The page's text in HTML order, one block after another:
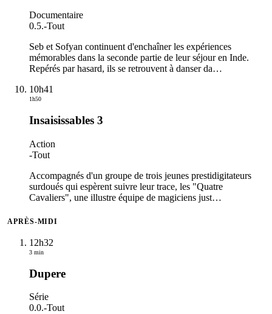
Documentaire
0.5.-Tout
Seb et Sofyan continuent d'enchaîner les expériences
mémorables dans la seconde partie de leur séjour en Inde.
Repérés par hasard, ils se retrouvent à danser da…
10h41
1h50
Insaisissables 3
Action
-Tout
Accompagnés d'un groupe de trois jeunes prestidigitateurs
surdoués qui espèrent suivre leur trace, les "Quatre
Cavaliers", une illustre équipe de magiciens just…
APRÈS-MIDI
12h32
3 min
Dupere
Série
0.0.-Tout